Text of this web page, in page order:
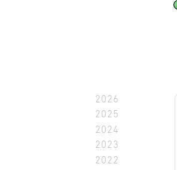
2026
2025
2024
2023
2022